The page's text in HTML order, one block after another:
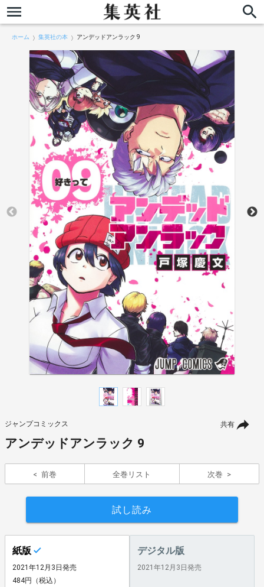
ホーム 集英社の本 アンデッドアンラック 9
共有
ジャンプコミックス
アンデッドアンラック 9
前巻 全巻リスト 次巻
試し読み
紙版
2021年12月3日発売
484円（税込）
デジタル版
2021年12月3日発売